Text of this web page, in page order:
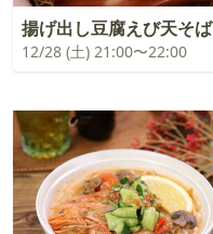
揚げ出し豆腐えび天そば
12/28 (土) 21:00〜22:00